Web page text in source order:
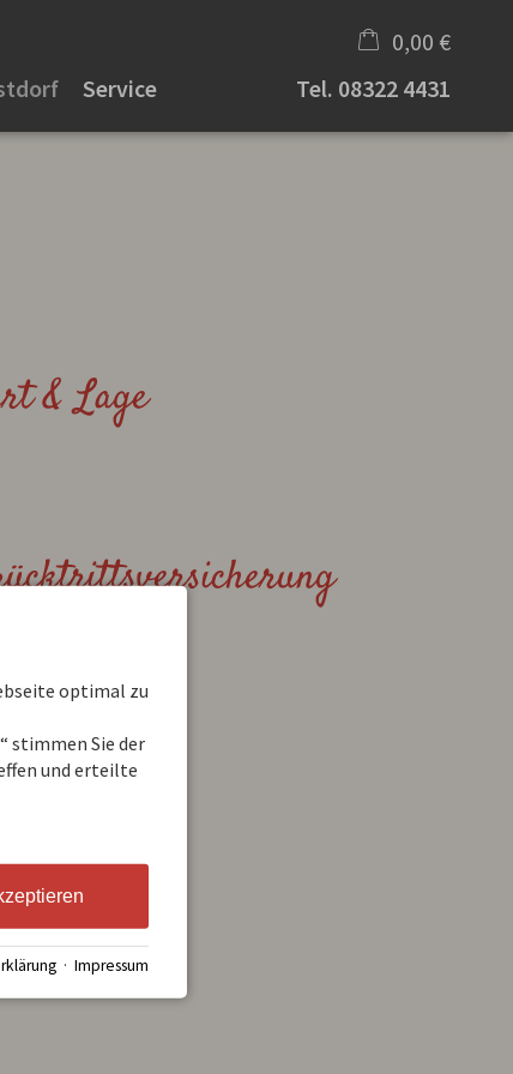
Service Tel. 08322 4431
0,00 €
×
Warenkorb ist leer
& Lage
Partner
optimal zu
stimmen Sie der
und erteilte
· Impressum